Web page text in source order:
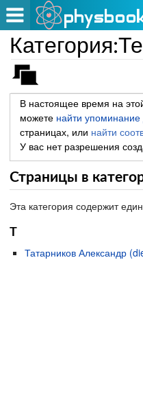
В настоящее время на
можете найти упоминание
страницах, или найти
У вас нет разрешения
Страницы в
Эта категория содержит
Т
Татарников Александр